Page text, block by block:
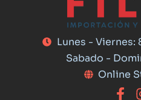
Lunes - Viernes:
Sabado -
Online